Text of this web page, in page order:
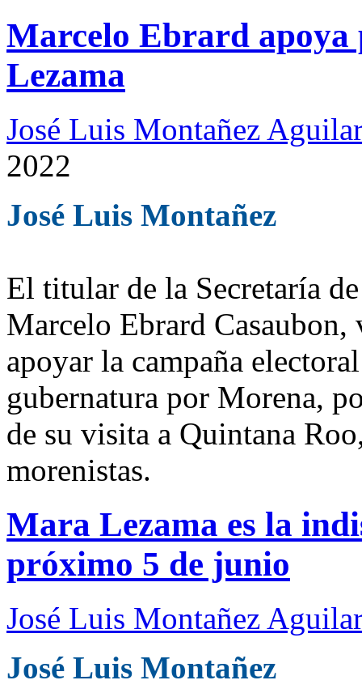
Marcelo Ebrard apoya
Lezama
José Luis Montañez Aguilar
2022
José Luis Montañez
El titular de la Secretaría
Marcelo Ebrard
apoyar la campaña
gubernatura por Morena,
de su visita a Quintana
morenistas.
Mara Lezama es la
próximo 5 de junio
José Luis Montañez Aguilar
José Luis Montañez